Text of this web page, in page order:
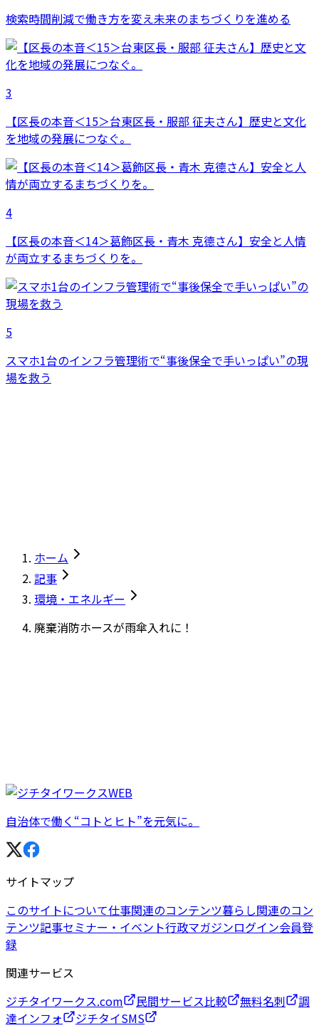
検索時間削減で働き方を変え未来のまちづくりを進める
3
【区長の本音＜15＞台東区長・服部 征夫さん】歴史と文化
を地域の発展につなぐ。
4
【区長の本音＜14＞葛飾区長・青木 克德さん】安全と人情
が両立するまちづくりを。
5
スマホ1台のインフラ管理術で“事後保全で手いっぱい”の現
場を救う
ホーム
記事
環境・エネルギー
廃棄消防ホースが雨傘入れに！
自治体で働く“コトとヒト”を元気に。
サイトマップ
このサイトについて仕事関連のコンテンツ暮らし関連のコン
テンツ記事セミナー・イベント行政マガジンログイン会員登
録
関連サービス
ジチタイワークス.com
民間サービス比較 無料名刺
調
達インフォ
ジチタイSMS